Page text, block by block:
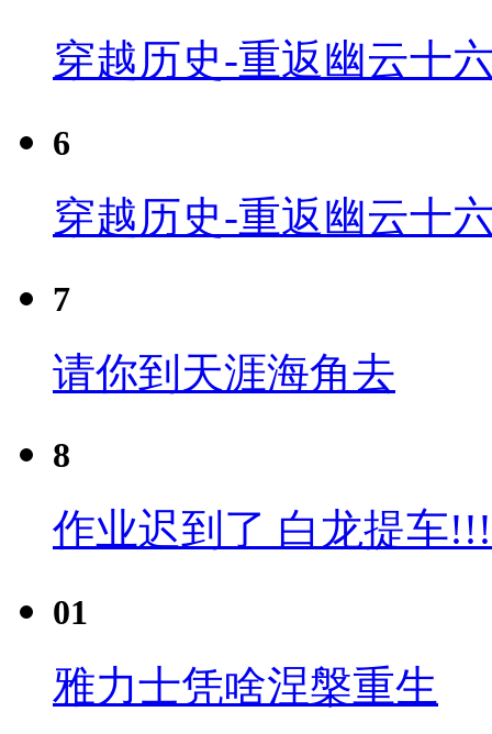
穿越历史-重返幽云十
6
穿越历史-重返幽云十
7
请你到天涯海角去
8
作业迟到了 白龙提车
01
雅力士凭啥涅槃重生